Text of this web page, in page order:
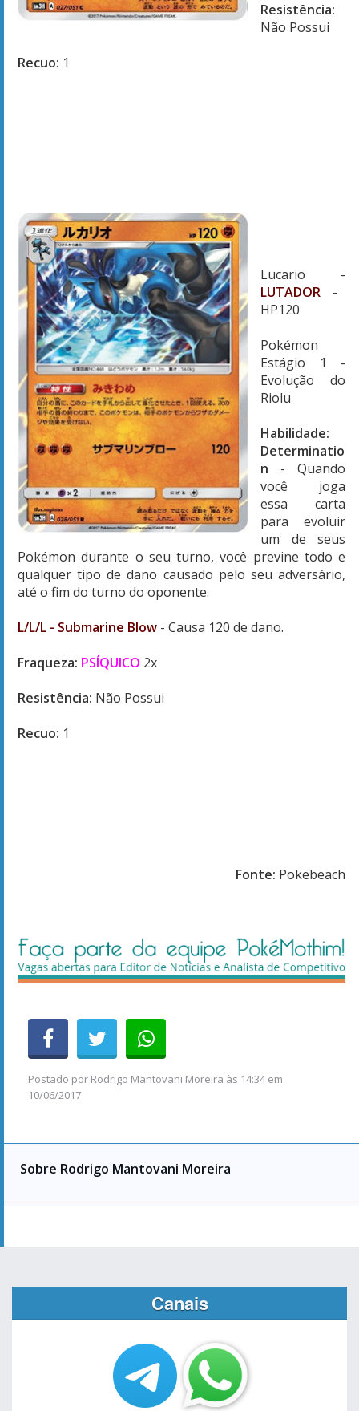
Resistência:
Não Possui
Recuo: 1
Lucario -
LUTADOR -
HP120
Pokémon
Estágio 1 -
Evolução do
Riolu
Habilidade:
Determinatio
n - Quando
você joga
essa carta
para evoluir
um de seus
Pokémon durante o seu turno, você previne todo e
qualquer tipo de dano causado pelo seu adversário,
até o fim do turno do oponente.
L/L/L - Submarine Blow - Causa 120 de dano.
Fraqueza: PSÍQUICO 2x
Resistência: Não Possui
Recuo: 1
Fonte: Pokebeach
Postado por Rodrigo Mantovani Moreira às 14:34 em
10/06/2017
Sobre Rodrigo Mantovani Moreira
Canais